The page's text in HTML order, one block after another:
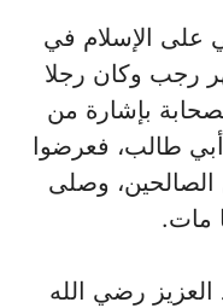
على الإسلام في
رجب وكان رجلا
بإشارة من
طالب، فعرضوا
الصالحين، وصلى
مات.
رضي الله